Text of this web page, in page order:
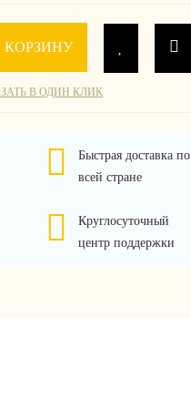
КОРЗИНУ
В ОДИН КЛИК
Быстрая доставка по
всей стране
Круглосуточный
центр поддержки